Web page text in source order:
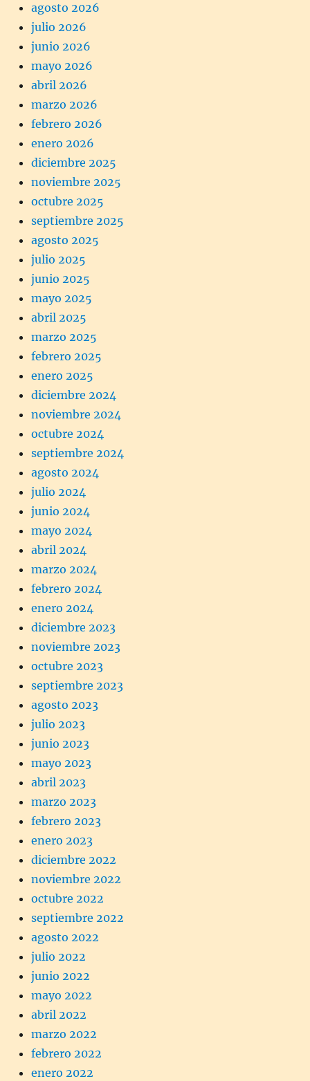
agosto 2026
julio 2026
junio 2026
mayo 2026
abril 2026
marzo 2026
febrero 2026
enero 2026
diciembre 2025
noviembre 2025
octubre 2025
septiembre 2025
agosto 2025
julio 2025
junio 2025
mayo 2025
abril 2025
marzo 2025
febrero 2025
enero 2025
diciembre 2024
noviembre 2024
octubre 2024
septiembre 2024
agosto 2024
julio 2024
junio 2024
mayo 2024
abril 2024
marzo 2024
febrero 2024
enero 2024
diciembre 2023
noviembre 2023
octubre 2023
septiembre 2023
agosto 2023
julio 2023
junio 2023
mayo 2023
abril 2023
marzo 2023
febrero 2023
enero 2023
diciembre 2022
noviembre 2022
octubre 2022
septiembre 2022
agosto 2022
julio 2022
junio 2022
mayo 2022
abril 2022
marzo 2022
febrero 2022
enero 2022